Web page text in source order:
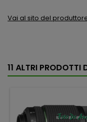
Vai al sito del
11 ALTRI PRODOTTI